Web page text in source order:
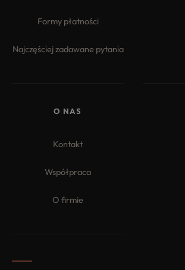
Formy płatności
Najczęściej zadawane pytania
O NAS
Kontakt
Współpraca
O firmie